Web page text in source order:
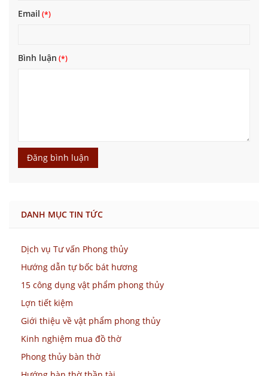
Email
Bình luận
Đăng bình luận
DANH MỤC TIN TỨC
Dịch vụ Tư vấn Phong thủy
Hướng dẫn tự bốc bát hương
15 công dụng vật phẩm phong thủy
Lợn tiết kiệm
Giới thiệu về vật phẩm phong thủy
Kinh nghiệm mua đồ thờ
Phong thủy bàn thờ